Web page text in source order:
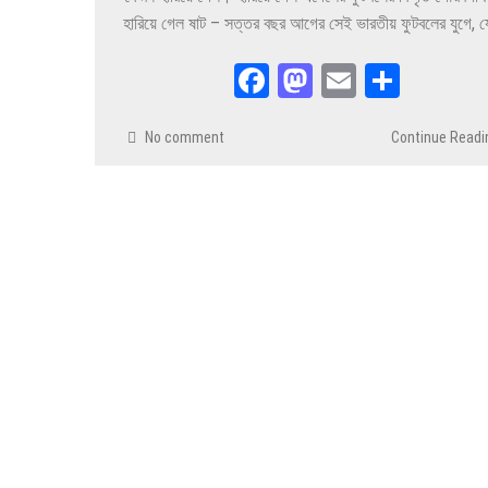
হারিয়ে গেল ষাট – সত্তর বছর আগের সেই ভারতীয় ফুটবলের যুগে,
Facebook
Mastodon
EmailShare
No comment Continue